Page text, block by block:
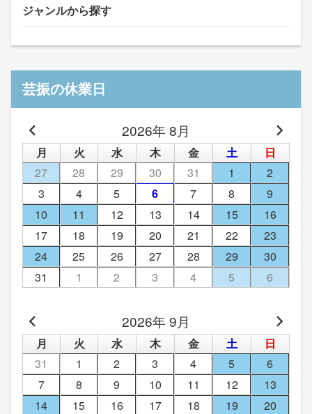
ジャンルから探す
芸振の休業日
2026年 8月
月 火 水 木 金 土
日
27
28 29 30 31 1
2
3
4 5 6 7 8
9
10
11 12 13 14 15
16
17
18 19 20 21 22
23
24
25 26 27 28 29
30
31
1 2 3 4 5 6
2026年 9月
月 火 水 木 金 土
日
31
1 2 3 4 5
6
7
8 9 10 11 12
13
14
15 16 17 18 19
20